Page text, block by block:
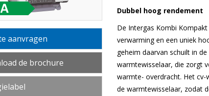
aanvragen
de brochure
Dubbel hoog rendement
De Intergas Kombi
verwarming en een uniek
geheim daarvan schuilt in
warmtewisselaar, die zorgt
warmte- overdracht. Het
de warmtewisselaar, zodat